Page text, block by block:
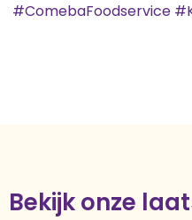
#ComebaFoodservice
Bekijk onze